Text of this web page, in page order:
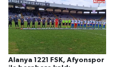
Alanya 1221 FSK, Afyonspor